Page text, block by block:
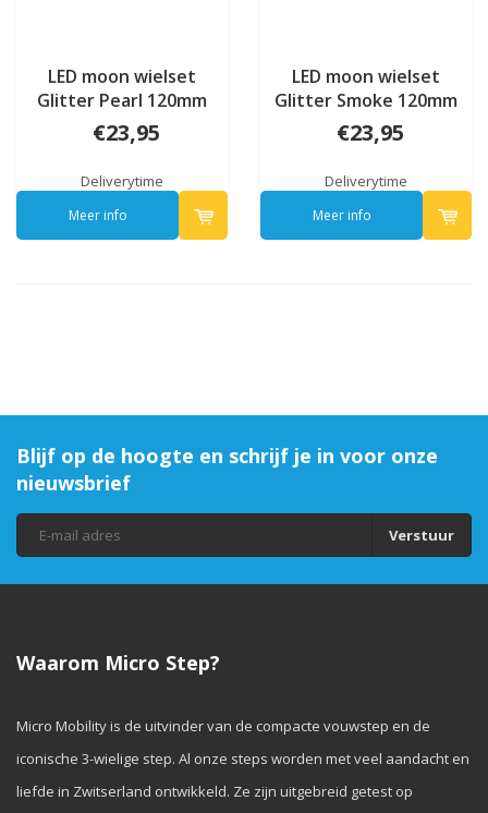
LED moon wielset
Glitter Pearl 120mm
€23,95
Deliverytime
Meer info
LED moon wielset
Glitter Smoke 120mm
€23,95
Deliverytime
Meer info
Blijf op de hoogte en schrijf je in voor onze
nieuwsbrief
Verstuur
Waarom Micro Step?
Micro Mobility is de uitvinder van de compacte vouwstep en de
iconische 3-wielige step. Al onze steps worden met veel aandacht en
liefde in Zwitserland ontwikkeld. Ze zijn uitgebreid getest op